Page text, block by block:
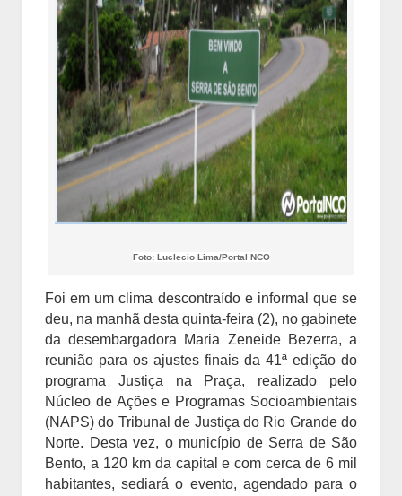
Foto: Luclecio Lima/Portal NCO
Foi em um clima descontraído e informal que se
deu, na manhã desta quinta-feira (2), no gabinete
da desembargadora Maria Zeneide Bezerra, a
reunião para os ajustes finais da 41ª edição do
programa Justiça na Praça, realizado pelo
Núcleo de Ações e Programas Socioambientais
(NAPS) do Tribunal de Justiça do Rio Grande do
Norte. Desta vez, o município de Serra de São
Bento, a 120 km da capital e com cerca de 6 mil
habitantes, sediará o evento, agendado para o